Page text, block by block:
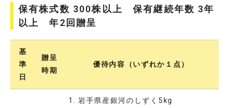
保有株式数 300株以上 保有継続年数 3年
以上 年2回贈呈
基
準
日
贈呈
時期
優待内容（いずれか１点）
1. 岩手県産銀河のしずく5kg